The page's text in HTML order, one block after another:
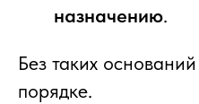
назначению.
Без таких
порядке.